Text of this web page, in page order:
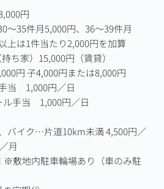
円
～35件月5,000円、36～39件月
上は1件当たり2,000円を加算
ち家）15,000円（賃貸）
円 子4,000円または8,000円
当　1,000円／日
ル手当　1,000円／日
バイク…片道10km未満 4,500円／
月
敷地内駐車輪場あり（車のみ駐